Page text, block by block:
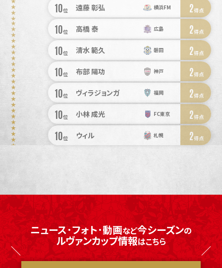
10位 遠藤 彰弘 横浜FM 2得点
10位 高橋 泰 広島 2得点
10位 清水 範久 磐田 2得点
10位 布部 陽功 神戸 2得点
10位 ヴィラジョンガ 福岡 2得点
10位 小林 成光 FC東京 2得点
10位 ウィル 札幌 2得点
ニュース･フォト･動画など今シーズンの
ルヴァンカップ情報はこちら